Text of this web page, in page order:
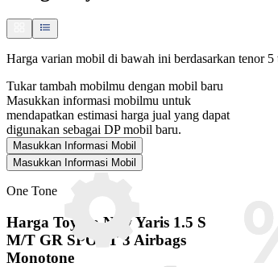
Harga varian mobil di bawah ini berdasarkan tenor
Tukar tambah mobilmu dengan mobil baru
Masukkan informasi mobilmu untuk
mendapatkan estimasi harga jual yang dapat
digunakan sebagai DP mobil baru.
Masukkan Informasi Mobil
Masukkan Informasi Mobil
One Tone
Harga Toyota New Yaris 1.5 S
M/T GR SPORT 3 Airbags
Monotone